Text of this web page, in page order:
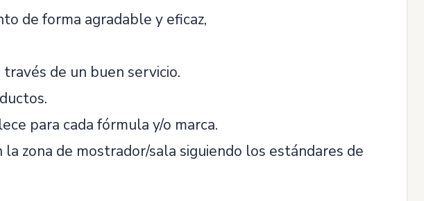
de forma agradable y eficaz,
de un buen servicio.
para cada fórmula y/o marca.
zona de mostrador/sala siguiendo los estándares de